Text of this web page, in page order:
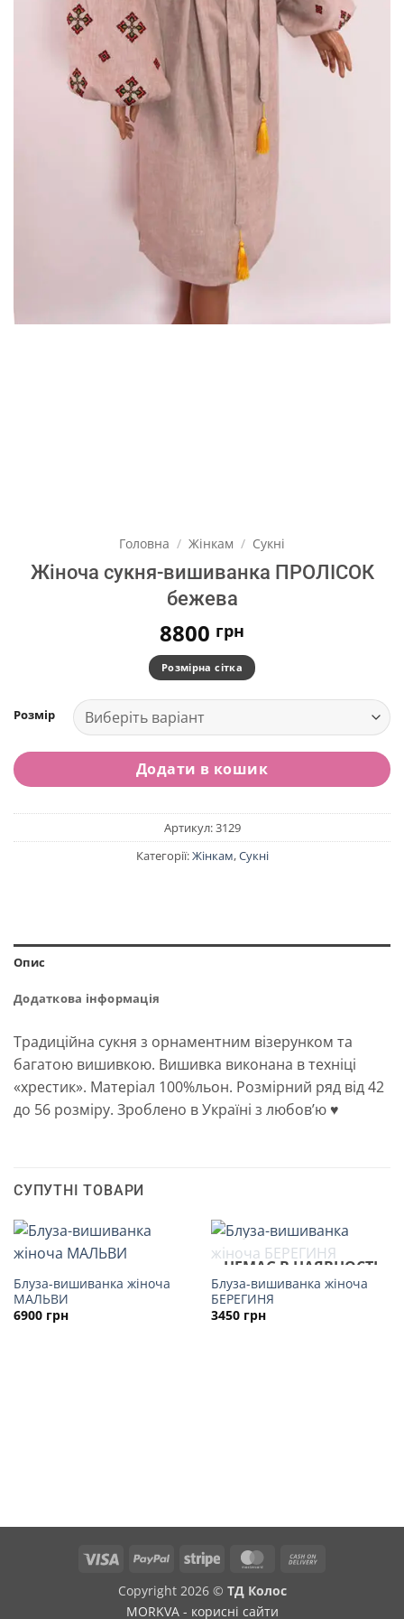
Головна / Жінкам / Сукні
Жіноча сукня-вишиванка ПРОЛІСОК
бежева
8800 грн
Розмірна сітка
Розмір
Додати в кошик
Артикул:3129
Категорії:Жінкам,Сукні
Опис
Додаткова інформація
Традиційна сукня з орнаментним візерунком та
багатою вишивкою. Вишивка виконана в техніці
«хрестик». Матеріал 100%льон. Розмірний ряд від 42
до 56 розміру. Зроблено в Україні з любов’ю ♥
СУПУТНІ ТОВАРИ
Блуза-вишиванка жіноча
МАЛЬВИ
6900 грн
НЕМАЄ В НАЯВНОСТІ
Блуза-вишиванка жіноча
БЕРЕГИНЯ
3450 грн
Visa PayPal Stripe MasterCard
Copyright 2026 © ТД Колос
MORKVA - корисні сайти